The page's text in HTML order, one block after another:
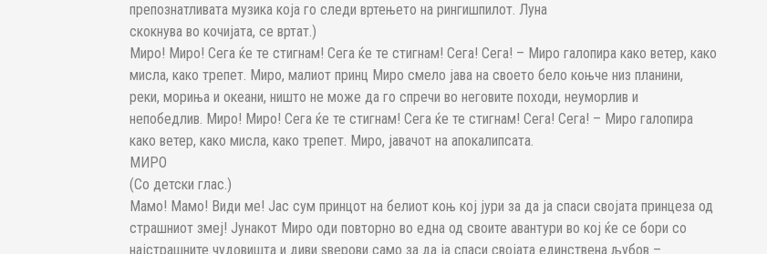
препознатливата музика која го следи вртењето на рингишпилот. Луна
скокнува во кочијата, се вртат.)
Миро! Миро! Сега ќе те стигнам! Сега ќе те стигнам! Сега! Сега! – Миро галопира како ветер, како
мисла, како трепет. Миро, малиот принц Миро смело јава на своето бело коњче низ планини,
реки, мориња и океани, ништо не може да го спречи во неговите походи, неуморлив и
непобедлив. Миро! Миро! Сега ќе те стигнам! Сега ќе те стигнам! Сега! Сега! – Миро галопира
како ветер, како мисла, како трепет. Миро, јавачот на апокалипсата.
МИРО
(Со детски глас.)
Мамо! Мамо! Види ме! Јас сум принцот на белиот коњ кој јури за да ја спаси својата принцеза од
страшниот змеј! Јунакот Миро оди повторно во една од своите авантури во кој ќе се бори со
најстрашните чудовишта и диви ѕверови само за да ја спаси својата единствена љубов –